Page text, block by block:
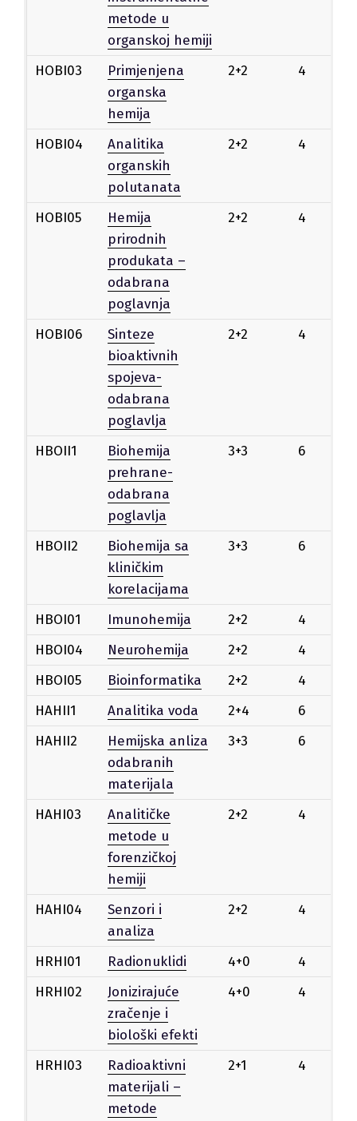
metode u
organskoj hemiji
HOBI03
Primjenjena
organska
hemija
2+2 4
HOBI04
Analitika
organskih
polutanata
2+2 4
HOBI05
Hemija
prirodnih
produkata –
odabrana
poglavnja
2+2 4
HOBI06
Sinteze
bioaktivnih
spojeva-
odabrana
poglavlja
2+2 4
HBOII1
Biohemija
prehrane-
odabrana
poglavlja
3+3 6
HBOII2
Biohemija sa
kliničkim
korelacijama
3+3 6
HBOI01 Imunohemija 2+2 4
HBOI04
Neurohemija 2+2 4
HBOI05
Bioinformatika 2+2 4
HAHII1
Analitika voda 2+4 6
HAHII2
Hemijska anliza
odabranih
materijala
3+3 6
HAHI03
Analitičke
metode u
forenzičkoj
hemiji
2+2 4
HAHI04
Senzori i
analiza
2+2 4
HRHI01 Radionuklidi 4+0 4
HRHI02
Jonizirajuće
zračenje i
biološki efekti
4+0 4
HRHI03
Radioaktivni
materijali –
metode
2+1 4